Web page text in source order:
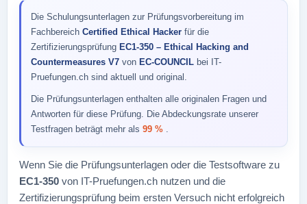
Die Schulungsunterlagen zur Prüfungsvorbereitung im
Fachbereich Certified Ethical Hacker für die
Zertifizierungsprüfung EC1-350 – Ethical Hacking and
Countermeasures V7 von EC-COUNCIL bei IT-
Pruefungen.ch sind aktuell und original.
Die Prüfungsunterlagen enthalten alle originalen Fragen und
Antworten für diese Prüfung. Die Abdeckungsrate unserer
Testfragen beträgt mehr als 99 % .
Wenn Sie die Prüfungsunterlagen oder die Testsoftware zu
EC1-350 von IT-Pruefungen.ch nutzen und die
Zertifizierungsprüfung beim ersten Versuch nicht erfolgreich